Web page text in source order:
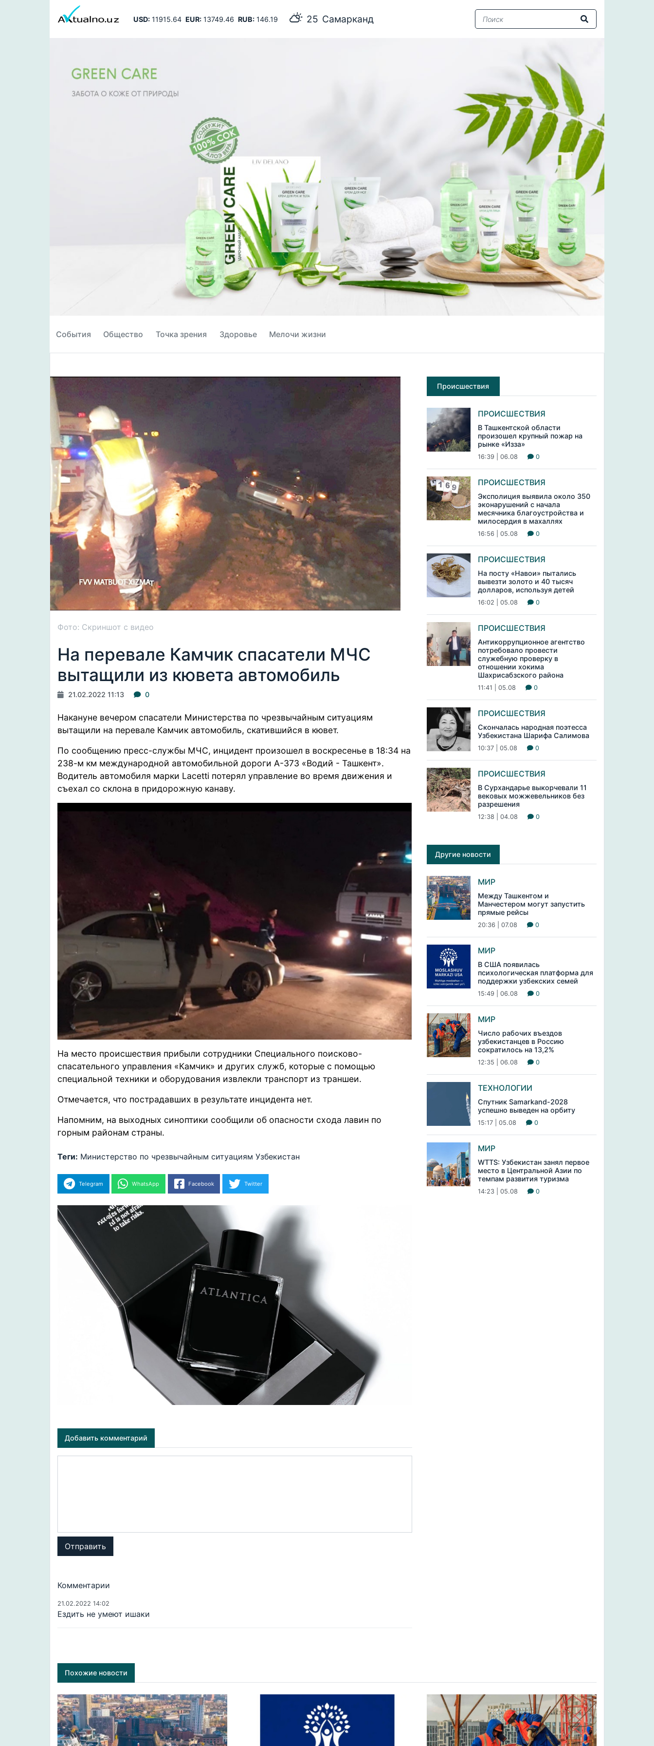
USD:11915.64 EUR:13749.46 RUB:146.19 25 Самарканд
События Общество Точка зрения Здоровье Мелочи жизни
Фото: Скриншот с видео
На перевале Камчик спасатели МЧС
вытащили из кювета автомобиль
21.02.2022 11:13 0
Накануне вечером спасатели Министерства по чрезвычайным ситуациям
вытащили на перевале Камчик автомобиль, скатившийся в кювет.
По сообщению пресс-службы МЧС, инцидент произошел в воскресенье в 18:34 на
238-м км международной автомобильной дороги A-373 «Водий - Ташкент».
Водитель автомобиля марки Lacetti потерял управление во время движения и
съехал со склона в придорожную канаву.
На место происшествия прибыли сотрудники Специального поисково-
спасательного управления «Камчик» и других служб, которые с помощью
специальной техники и оборудования извлекли транспорт из траншеи.
Отмечается, что пострадавших в результате инцидента нет.
Напомним, на выходных синоптики сообщили об опасности схода лавин по
горным районам страны.
Теги: Министерство по чрезвычайным ситуациям Узбекистан
Telegram WhatsApp Facebook Twitter
Добавить комментарий
Отправить
Комментарии
21.02.2022 14:02
Ездить не умеют ишаки
Происшествия
ПРОИСШЕСТВИЯ
В Ташкентской области
произошел крупный пожар на
рынке «Изза»
16:39 | 06.08 0
ПРОИСШЕСТВИЯ
Эксполиция выявила около 350
эконарушений с начала
месячника благоустройства и
милосердия в махаллях
16:56 | 05.08 0
ПРОИСШЕСТВИЯ
На посту «Навои» пытались
вывезти золото и 40 тысяч
долларов, используя детей
16:02 | 05.08 0
ПРОИСШЕСТВИЯ
Антикоррупционное агентство
потребовало провести
служебную проверку в
отношении хокима
Шахрисабзского района
11:41 | 05.08 0
ПРОИСШЕСТВИЯ
Скончалась народная поэтесса
Узбекистана Шарифа Салимова
10:37 | 05.08 0
ПРОИСШЕСТВИЯ
В Сурхандарье выкорчевали 11
вековых можжевельников без
разрешения
12:38 | 04.08 0
Другие новости
МИР
Между Ташкентом и
Манчестером могут запустить
прямые рейсы
20:36 | 07.08 0
МИР
В США появилась
психологическая платформа для
поддержки узбекских семей
15:49 | 06.08 0
МИР
Число рабочих въездов
узбекистанцев в Россию
сократилось на 13,2%
12:35 | 06.08 0
ТЕХНОЛОГИИ
Спутник Samarkand-2028
успешно выведен на орбиту
15:17 | 05.08 0
МИР
WTTS: Узбекистан занял первое
место в Центральной Азии по
темпам развития туризма
14:23 | 05.08 0
Похожие новости